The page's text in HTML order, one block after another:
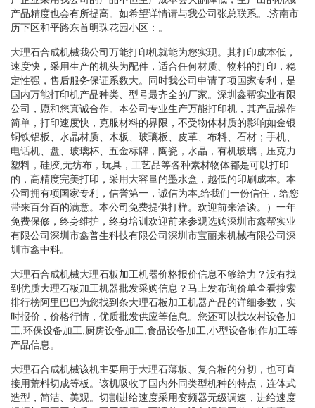
产品精度也会有所提高。如希望详情请与我公司张总联系。.济南市
历下区和平路东首明珠花园小区：。
大理石合成机械我公司万能打印机就能为您实现。其打印成本低，
速度快，采用生产的机头为配件，适合任何材质、物料的打印，稳
定性强，售后服务保证系数大。同时我公司申请了项国家专利，是
国内万能打印机产品种类、型号最齐全的厂家。深圳鑫帮实业有限
公司，愿和您真诚合作。本公司专业生产万能打印机，其产品操作
简单，打印速度快，克服材料的界限，不受物体材质的影响如金银
铜铁铝板、水晶材质、木板、玻璃板、皮革、布料、石材；手机、
电话机、盘、玻璃杯、五金标牌，陶瓷，水晶，有机玻璃，压克力
塑料，硅胶,无纺布，玩具，工艺品等各种素材物体都是可以打印
的，高精度完美打印，采用大容量的墨水盒，越低的印刷成本。本
公司拥有项国家专利，信誉第一，诚信为本,给我们一份信任，给您
带来百分百的满意。本公司免费提供打样。欢迎前来洽谈。）一年
免费保修，终身维护，终身培训欢迎前来参观选购深圳市鑫帮实业
有限公司深圳市鑫普生科技有限公司深圳市宝丽来机械有限公司深
圳市鑫中科。
大理石合成机械大理石板加工机器价格报价信息不够给力？没有找
到优质大理石板加工机器批发采购信息？马上发布询价单查看搜索
排行榜阿里巴巴为您找到条大理石板加工机器产品的详细参数，实
时报价，价格行情，优质批发供应等信息。您还可以找农村设备加
工,环保设备加工,厨房设备加工,食品设备加工,小型设备制作加工等
产品信息。
大理石合成机械该机主要用于大理石薄板、复合板的分切，也可直
接用荒料切成等板。该机吸收了国内外同类型机种的特点，连体式
造型，简洁、美观。切割进给速度采用变频器无级调速，进给速度